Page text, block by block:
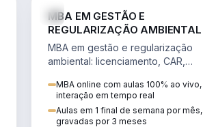
MBA EM GESTÃO E
REGULARIZAÇÃO AMBIENTAL
MBA em gestão e regularização
ambiental: licenciamento, CAR,
perícia ambiental com ArcGIS,
SiCAR.
MBA online com aulas 100% ao vivo,
interação em tempo real
Aulas em 1 final de semana por mês,
gravadas por 3 meses